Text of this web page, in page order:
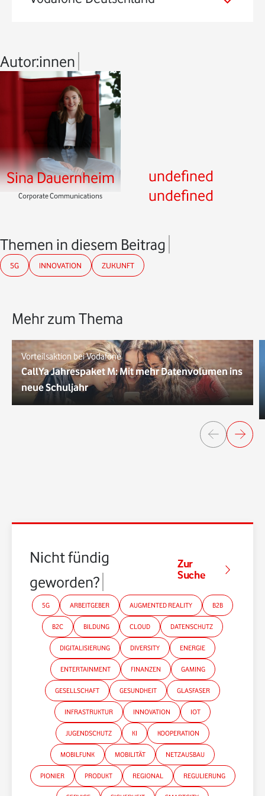
Autor:innen
Sina Dauernheim
Corporate Communications
undefined
undefined
Themen in diesem Beitrag
5G INNOVATION ZUKUNFT
Mehr zum Thema
Vorteilsaktion bei Vodafone
CallYa Jahrespaket M: Mit mehr Datenvolumen ins
neue Schuljahr
Nicht fündig
geworden?
Zur
Suche
5G ARBEITGEBER AUGMENTED REALITY B2B
B2C BILDUNG CLOUD DATENSCHUTZ
DIGITALISIERUNG DIVERSITY ENERGIE
ENTERTAINMENT FINANZEN GAMING
GESELLSCHAFT GESUNDHEIT GLASFASER
INFRASTRUKTUR INNOVATION IOT
JUGENDSCHUTZ KI KOOPERATION
MOBILFUNK MOBILITÄT NETZAUSBAU
PIONIER PRODUKT REGIONAL REGULIERUNG